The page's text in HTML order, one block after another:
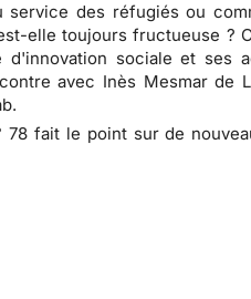
service des réfugiés ou
elle toujours fructueuse ?
sociale et ses
avec Inès Mesmar de
fait le point sur de